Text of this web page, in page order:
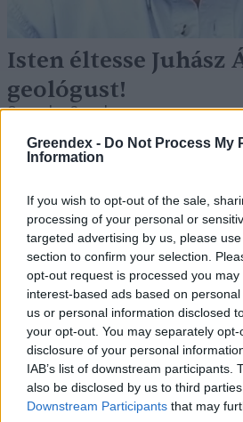
Greendex - Do Not Process My
Information
If you wish to opt-out of the sale,
processing of your personal or
targeted advertising by us, please
section to confirm your selection.
opt-out request is processed you may
interest-based ads based on
us or personal information disclosed
your opt-out. You may separately
disclosure of your personal
IAB’s list of downstream participants.
also be disclosed by us to third
Downstream Participants that may
Isten éltesse Juhász
geológust!
Greendex Szemle
Óriás kőfalak
Juhász Árpáddal
Sápi Zsófia
Perui történetek
trópusi
lavinák és a
Árpád
Sápi Zsófia